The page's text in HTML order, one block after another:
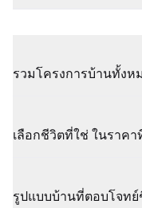
รวมโครงการบ้านทั้งห
เลือกชีวิตที่ใช่ ในราค
รูปแบบบ้านที่ตอบโจท